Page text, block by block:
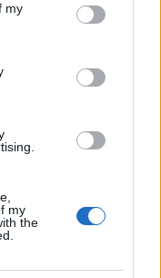
my
my
the
v petek